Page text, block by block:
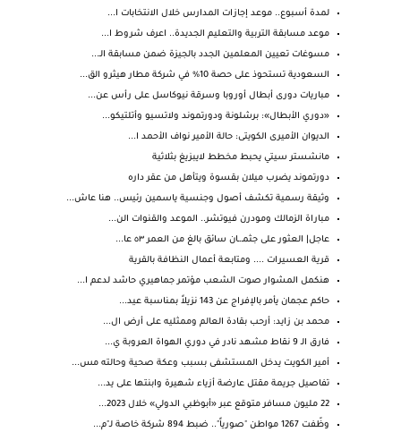
لمدة أسبوع.. موعد إجازات المدارس خلال الانتخابات ا...
موعد مسابقة التربية والتعليم الجديدة.. اعرف شروط ا...
مسوغات تعيين المعلمين الجدد بالجيزة ضمن مسابقة الـ...
السعودية تستحوذ على حصة 10% في شركة مطار هيثرو الق...
مباريات دورى أبطال أوروبا وسرقة نيوكاسل على رأس عن...
«دوري الأبطال»: برشلونة ودورتموند ولاتسيو وأتلتيكو...
الديوان الأميرى الكويتى: حالة الأمير نواف الأحمد ا...
مانشستر سيتي يحبط مخطط لايبزيغ بثلاثية
دورتموند يضرب ميلان بقسوة ويتأهل من عقر داره
وثيقة رسمية تكشف أصول وجنسية ياسمين رئيس.. هنا عاش...
مباراة الزمالك ومودرن فيوتشر.. الموعد والقنوات الن...
عاجل| العثور على جثمـ.ـان سائق بالغ من العمر ٥٣ عا...
قرية العسيرات .... ومتابعة أعمال النظافة بالقرية
هنكمل المشوار صوت الشعب مؤتمر جماهيري حاشد لدعم ا...
حاكم عجمان يأمر بالإفراج عن 143 نزيلاً بمناسبة عيد...
محمد بن زايد: أرحب بقادة العالم وممثليه على أرض ال...
فارق الـ 9 نقاط مشهد نادر في دوري الهواة العروبة ي...
أمير الكويت يدخل المستشفى بسبب وعكة صحية وحالته مس...
تفاصيل جريمة مقتل عارضة أزياء شهيرة وابنتها على يد...
22 مليون مسافر متوقع عبر «أبوظبي الدولي» خلال 2023...
وظّفت 1267 مواطن "صورياً".. ضبط 894 شركة خاصة لـ"م...